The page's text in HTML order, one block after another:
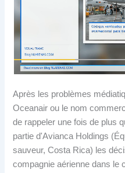
Après les problèmes
Oceanair ou le nom
de rappeler une fois de plus
partie d'Avianca Holdings
sauveur, Costa Rica) les
compagnie aérienne dans le